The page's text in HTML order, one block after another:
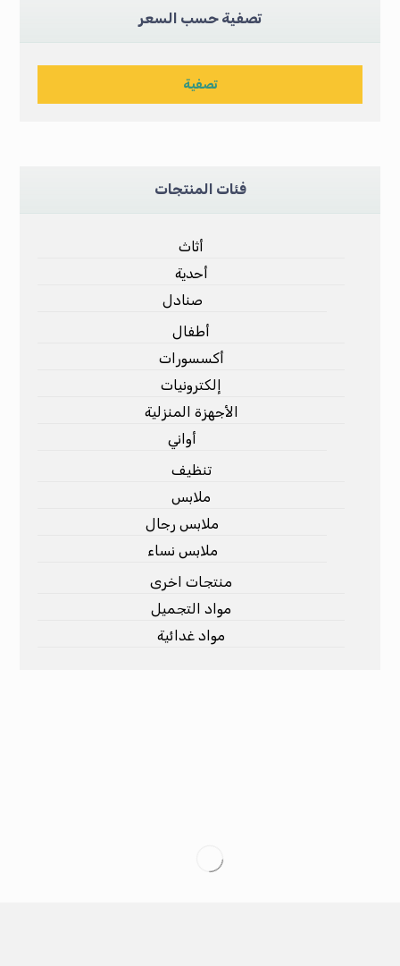
تصفية حسب السعر
تصفية
فئات المنتجات
أثاث
أحدية
صنادل
أطفال
أكسسورات
إلكترونيات
الأجهزة المنزلية
أواني
تنظيف
ملابس
ملابس رجال
ملابس نساء
منتجات اخرى
مواد التجميل
مواد غدائية